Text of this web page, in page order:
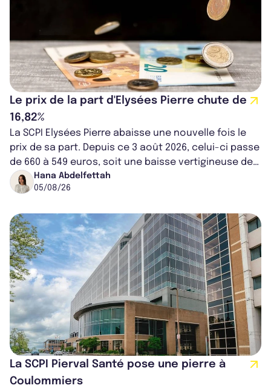
Le prix de la part d'Elysées Pierre chute de
16,82%
La SCPI Elysées Pierre abaisse une nouvelle fois le
prix de sa part. Depuis ce 3 août 2026, celui-ci passe
de 660 à 549 euros, soit une baisse vertigineuse de
16,82%. Cette nouvell...
Hana Abdelfettah
05/08/26
La SCPI Pierval Santé pose une pierre à
Coulommiers